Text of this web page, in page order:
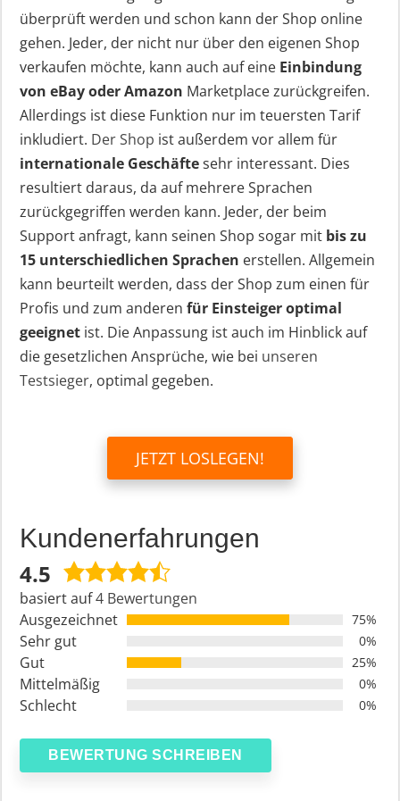
überprüft werden und schon kann der Shop online
gehen. Jeder, der nicht nur über den eigenen Shop
verkaufen möchte, kann auch auf eine Einbindung
von eBay oder Amazon Marketplace zurückgreifen.
Allerdings ist diese Funktion nur im teuersten Tarif
inkludiert. Der Shop ist außerdem vor allem für
internationale Geschäftesehr interessant. Dies
resultiert daraus, da auf mehrere Sprachen
zurückgegriffen werden kann. Jeder, der beim
Support anfragt, kann seinen Shop sogar mit bis zu
15 unterschiedlichen Sprachen erstellen. Allgemein
kann beurteilt werden, dass der Shop zum einen für
Profis und zum anderenfür Einsteiger optimal
geeignet ist. Die Anpassung ist auch im Hinblick auf
die gesetzlichen Ansprüche, wie bei unseren
Testsieger, optimal gegeben.
JETZT LOSLEGEN!
Kundenerfahrungen
4.5
4,5
rating
basiert auf4 Bewertungen
Ausgezeichnet
75%
Sehr gut 0%
Gut 25%
Mittelmäßig 0%
Schlecht 0%